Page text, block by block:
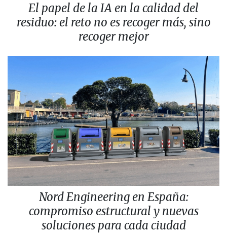
El papel de la IA en la calidad del
residuo: el reto no es recoger más, sino
recoger mejor
Nord Engineering en España:
compromiso estructural y nuevas
soluciones para cada ciudad